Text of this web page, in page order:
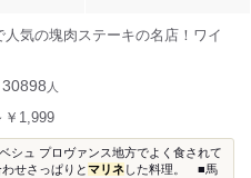
人気の塊肉ステーキの名店！ワイ
30898 人
￥1,999
シュ プロヴァンス地方でよく食されて
せさっぱりとマリネした料理。 ■馬